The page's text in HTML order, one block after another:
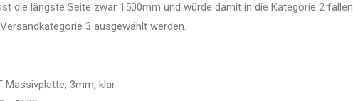
die längste Seite zwar 1500mm und würde damit in die Kategorie 2
3 ausgewählt werden.
Massivplatte, 3mm, klar